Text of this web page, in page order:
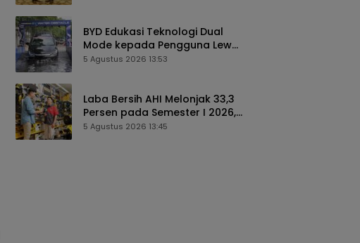
BYD Edukasi Teknologi Dual
Mode kepada Pengguna Lewat
Komunitas BEYOND di GIIAS
5 Agustus 2026 13:53
Laba Bersih AHI Melonjak 33,3
Persen pada Semester I 2026,
Ekspansi AZKO Berlanjut hingga
5 Agustus 2026 13:45